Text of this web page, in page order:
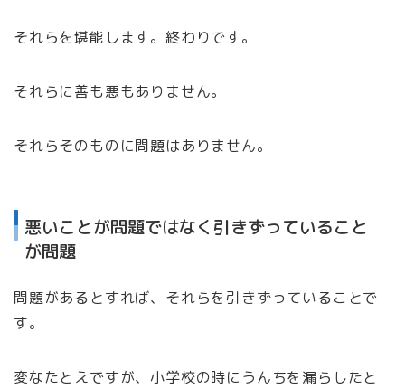
それらを堪能します。終わりです。
それらに善も悪もありません。
それらそのものに問題はありません。
悪いことが問題ではなく引きずっていること
が問題
問題があるとすれば、それらを引きずっていることで
す。
変なたとえですが、小学校の時にうんちを漏らしたと